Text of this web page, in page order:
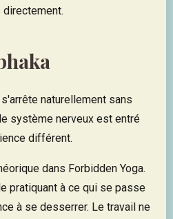
naturellement sans
système nerveux est entré
différent.
dans Forbidden Yoga.
pratiquant à ce qui se passe
à se desserrer. Le travail ne